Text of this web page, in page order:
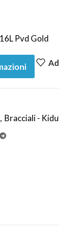
Pvd Gold
, Bracciali -